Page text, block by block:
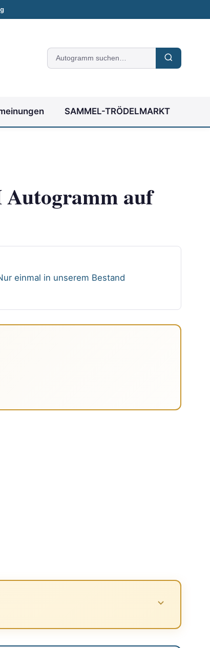
Suche
nach
SAMMEL-TRÖDELMARKT
auf
einmal in unserem Bestand